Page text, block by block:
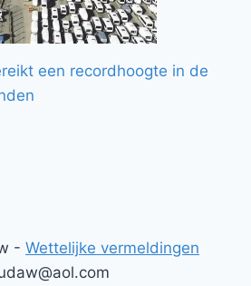
een recordhoogte in de
- Wettelijke vermeldingen